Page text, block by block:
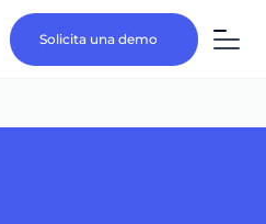
Solicita una demo